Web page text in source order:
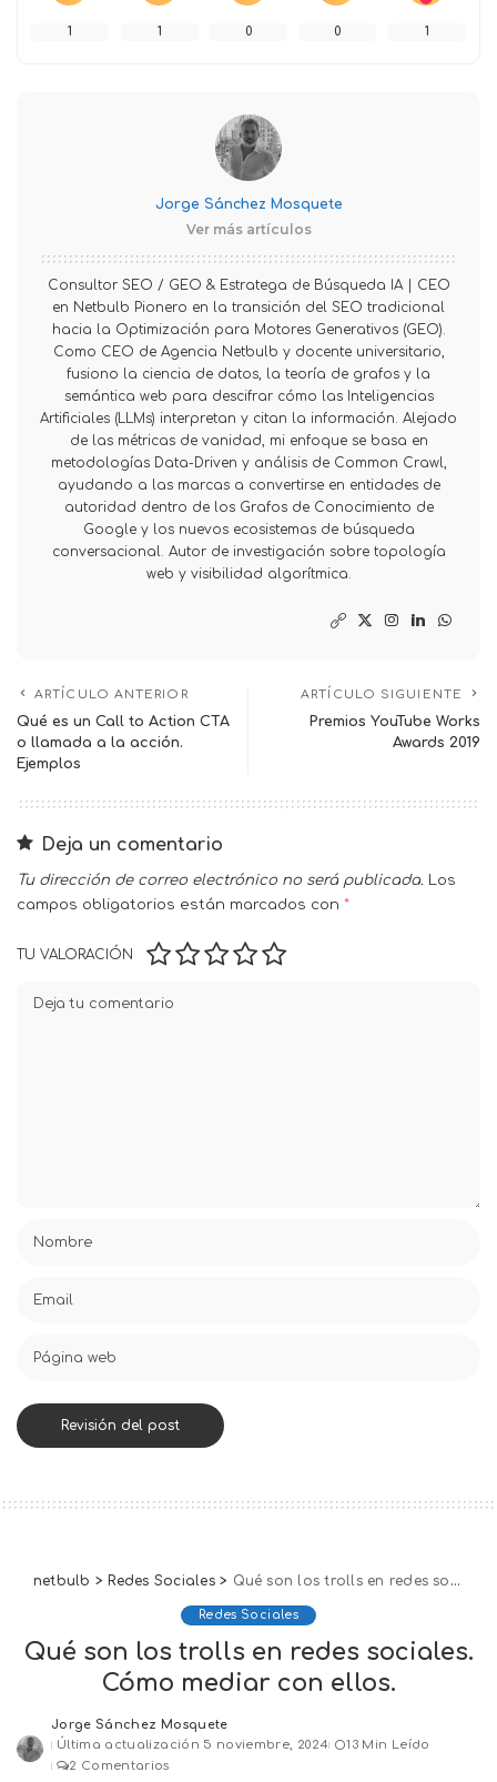
1 1 0 0 1
Jorge Sánchez Mosquete
Ver más artículos
Consultor SEO / GEO & Estratega de Búsqueda IA | CEO
en Netbulb Pionero en la transición del SEO tradicional
hacia la Optimización para Motores Generativos (GEO).
Como CEO de Agencia Netbulb y docente universitario,
fusiono la ciencia de datos, la teoría de grafos y la
semántica web para descifrar cómo las Inteligencias
Artificiales (LLMs) interpretan y citan la información. Alejado
de las métricas de vanidad, mi enfoque se basa en
metodologías Data-Driven y análisis de Common Crawl,
ayudando a las marcas a convertirse en entidades de
autoridad dentro de los Grafos de Conocimiento de
Google y los nuevos ecosistemas de búsqueda
conversacional. Autor de investigación sobre topología
web y visibilidad algorítmica.
ARTÍCULO ANTERIOR
Qué es un Call to Action CTA
o llamada a la acción.
Ejemplos
ARTÍCULO SIGUIENTE
Premios YouTube Works
Awards 2019
Deja un comentario
Tu dirección de correo electrónico no será publicada. Los
campos obligatorios están marcados con *
TU VALORACIÓN
netbulb > Redes Sociales> Qué son los trolls en redes sociales. Cómo mediar con ellos.
Redes Sociales
Qué son los trolls en redes sociales.
Cómo mediar con ellos.
Posted
by
Jorge Sánchez Mosquete
Última actualización 5 noviembre, 2024
13 Min Leído
2 Comentarios